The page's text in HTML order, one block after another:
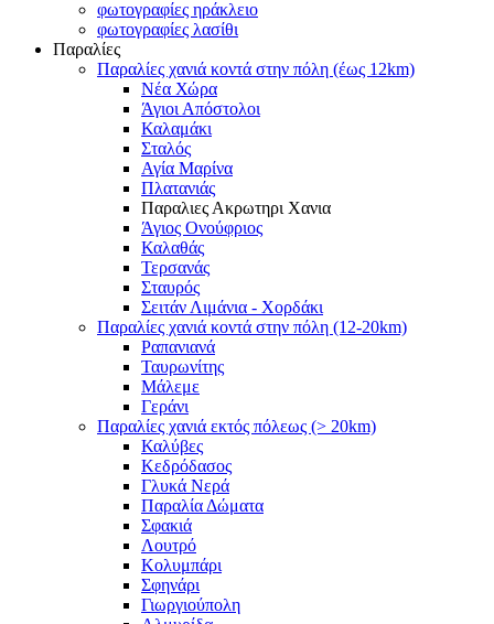
φωτογραφίες ηράκλειο
φωτογραφίες λασίθι
Παραλίες
Παραλίες χανιά κοντά στην πόλη (έως 12km)
Νέα Χώρα
Άγιοι Απόστολοι
Καλαμάκι
Σταλός
Αγία Μαρίνα
Πλατανιάς
Παραλιες Ακρωτηρι Χανια
Άγιος Ονούφριος
Καλαθάς
Τερσανάς
Σταυρός
Σειτάν Λιμάνια - Χορδάκι
Παραλίες χανιά κοντά στην πόλη (12-20km)
Ραπανιανά
Ταυρωνίτης
Μάλεμε
Γεράνι
Παραλίες χανιά εκτός πόλεως (> 20km)
Καλύβες
Κεδρόδασος
Γλυκά Νερά
Παραλία Δώματα
Σφακιά
Λουτρό
Κολυμπάρι
Σφηνάρι
Γιωργιούπολη